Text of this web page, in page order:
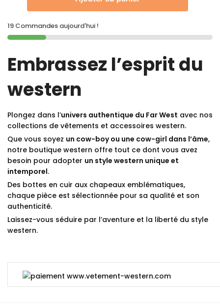
19 Commandes aujourd'hui !
Embrassez l’esprit du
western
Plongez dans l’univers authentique du Far West avec nos
collections de vêtements et accessoires western.
Que vous soyez un cow-boy ou une cow-girl dans l’âme,
notre boutique western offre tout ce dont vous avez
besoin pour adopter un style western unique et
intemporel.
Des bottes en cuir aux chapeaux emblématiques,
chaque pièce est sélectionnée pour sa qualité et son
authenticité.
Laissez-vous séduire par l’aventure et la liberté du style
western.